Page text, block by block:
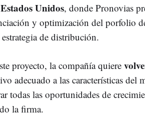
Estados Unidos, donde Pronovias
y optimización del porfolio
de distribución.
proyecto, la compañía quiere
adecuado a las características del
todas las oportunidades de
la firma.